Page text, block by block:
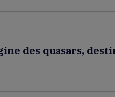
des quasars,